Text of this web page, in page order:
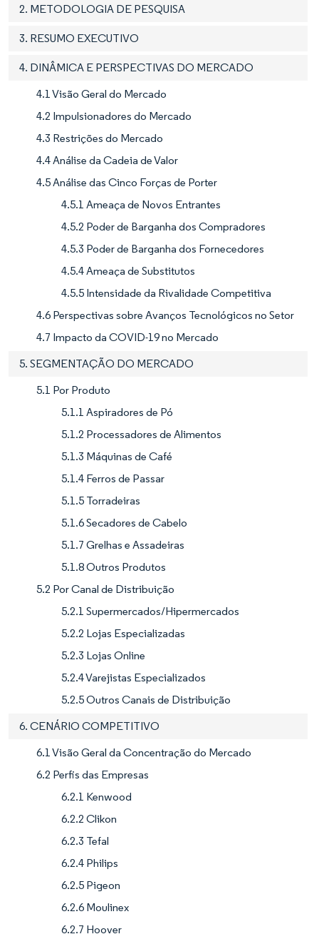
2. METODOLOGIA DE PESQUISA
3. RESUMO EXECUTIVO
4. DINÂMICA E PERSPECTIVAS DO MERCADO
4.1 Visão Geral do Mercado
4.2 Impulsionadores do Mercado
4.3 Restrições do Mercado
4.4 Análise da Cadeia de Valor
4.5 Análise das Cinco Forças de Porter
4.5.1 Ameaça de Novos Entrantes
4.5.2 Poder de Barganha dos Compradores
4.5.3 Poder de Barganha dos Fornecedores
4.5.4 Ameaça de Substitutos
4.5.5 Intensidade da Rivalidade Competitiva
4.6 Perspectivas sobre Avanços Tecnológicos no Setor
4.7 Impacto da COVID-19 no Mercado
5. SEGMENTAÇÃO DO MERCADO
5.1 Por Produto
5.1.1 Aspiradores de Pó
5.1.2 Processadores de Alimentos
5.1.3 Máquinas de Café
5.1.4 Ferros de Passar
5.1.5 Torradeiras
5.1.6 Secadores de Cabelo
5.1.7 Grelhas e Assadeiras
5.1.8 Outros Produtos
5.2 Por Canal de Distribuição
5.2.1 Supermercados/Hipermercados
5.2.2 Lojas Especializadas
5.2.3 Lojas Online
5.2.4 Varejistas Especializados
5.2.5 Outros Canais de Distribuição
6. CENÁRIO COMPETITIVO
6.1 Visão Geral da Concentração do Mercado
6.2 Perfis das Empresas
6.2.1 Kenwood
6.2.2 Clikon
6.2.3 Tefal
6.2.4 Philips
6.2.5 Pigeon
6.2.6 Moulinex
6.2.7 Hoover